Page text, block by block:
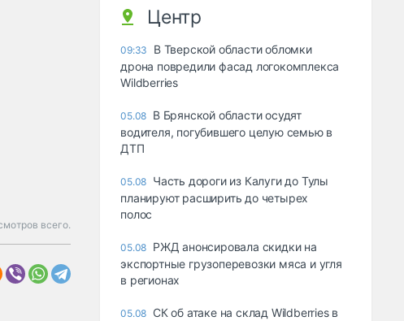
всего.
Центр
09:33
В Тверской области обломки
дрона повредили фасад логокомплекса
Wildberries
05.08 В Брянской области осудят
водителя, погубившего целую семью в
ДТП
05.08 Часть дороги из Калуги до Тулы
планируют расширить до четырех
полос
05.08 РЖД анонсировала скидки на
экспортные грузоперевозки мяса и угля
в регионах
05.08 СК об атаке на склад Wildberries в